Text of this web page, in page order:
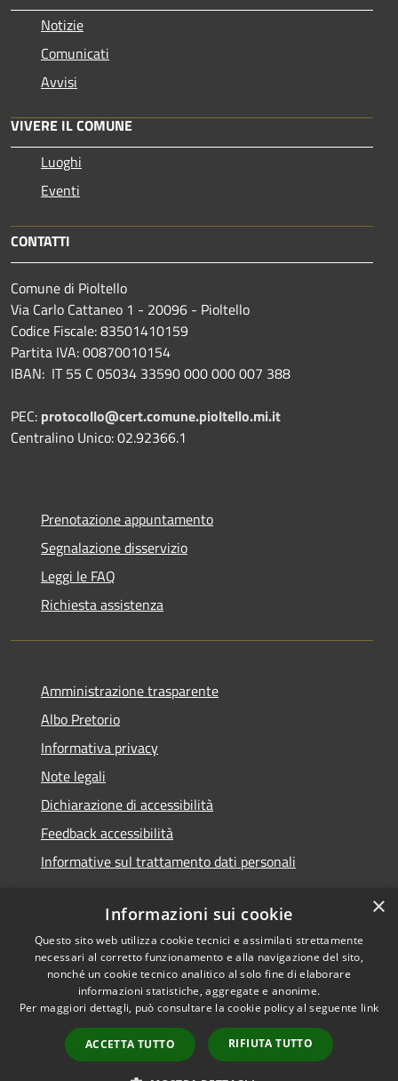
Notizie
Comunicati
Avvisi
VIVERE IL COMUNE
Luoghi
Eventi
CONTATTI
Comune di Pioltello
Via Carlo Cattaneo 1 - 20096 - Pioltello
Codice Fiscale: 83501410159
Partita IVA: 00870010154
IBAN: IT 55 C 05034 33590 000 000 007 388
PEC: protocollo@cert.comune.pioltello.mi.it
Centralino Unico: 02.92366.1
Prenotazione appuntamento
Segnalazione disservizio
Leggi le FAQ
Richiesta assistenza
Amministrazione trasparente
Albo Pretorio
Informativa privacy
Note legali
Dichiarazione di accessibilità
Feedback accessibilità
Informative sul trattamento dati personali
RSS
Accessibilità
Cookie
Mappa del sito
Informativa trattamento
Copyright © 2026 • Comune di
Pioltello • Powered by
Municipium•Accesso
redazione
×
Informazioni sui cookie
Questo sito web utilizza cookie tecnici e assimilati strettamente
necessari al corretto funzionamento e alla navigazione del sito,
nonché un cookie tecnico analitico al solo fine di elaborare
informazioni statistiche, aggregate e anonime.
Per maggiori dettagli, può consultare la cookie policy al seguente link
ACCETTA TUTTO RIFIUTA TUTTO